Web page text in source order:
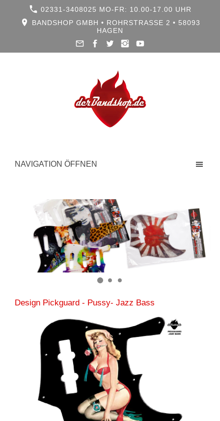
02331-3408025 MO-FR: 10.00-17.00 UHR
BANDSHOP GMBH • ROHRSTRASSE 2 • 58093 H
AGEN
NAVIGATION ÖFFNEN
Design Pickguard - Pussy- Jazz Bass